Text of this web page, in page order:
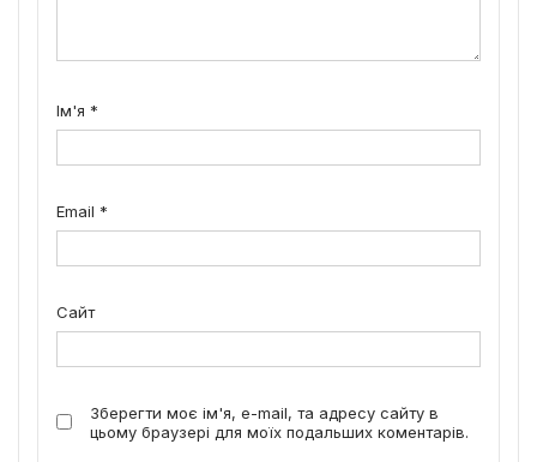
Ім'я *
Email *
Сайт
Зберегти моє ім'я, e-mail, та адресу сайту в
цьому браузері для моїх подальших коментарів.